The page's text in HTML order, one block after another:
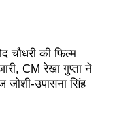
चौधरी की फिल्म
CM रेखा गुप्ता ने
जोशी-उपासना सिंह